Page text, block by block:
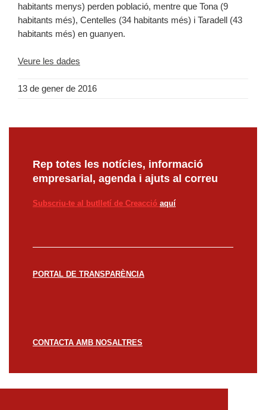
habitants menys) perden població, mentre que Tona (9
habitants més), Centelles (34 habitants més) i Taradell (43
habitants més) en guanyen.
Veure les dades
13 de gener de 2016
Rep totes les notícies, informació
empresarial, agenda i ajuts al correu
Subscriu-te al butlletí de Creacció aquí
PORTAL DE TRANSPARÈNCIA
CONTACTA AMB NOSALTRES